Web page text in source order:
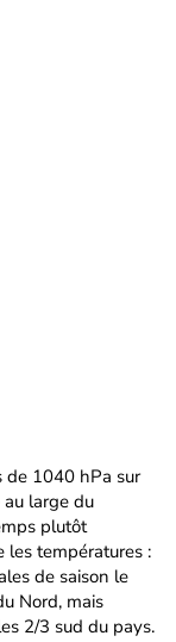
de 1040 hPa sur
large du
plutôt
les températures :
de saison le
Nord, mais
2/3 sud du pays.